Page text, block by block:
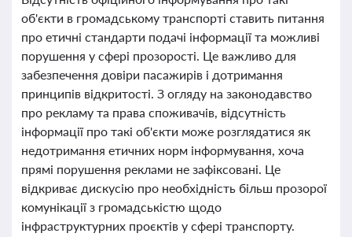
об'єкти в громадському транспорті ставить питання
про етичні стандарти подачі інформації та можливі
порушення у сфері прозорості. Це важливо для
забезпечення довіри пасажирів і дотримання
принципів відкритості. З огляду на законодавство
про рекламу та права споживачів, відсутність
інформації про такі об'єкти може розглядатися як
недотримання етичних норм інформування, хоча
прямі порушення реклами не зафіксовані. Це
відкриває дискусію про необхідність більш прозорої
комунікації з громадськістю щодо
інфраструктурних проєктів у сфері транспорту.